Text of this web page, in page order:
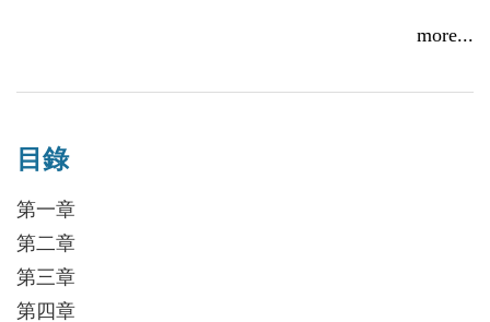
more...
目錄
第一章
第二章
第三章
第四章